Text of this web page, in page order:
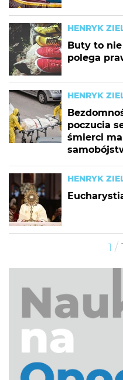
HENRYK
Buty to
polega
HENRYK
poczucia
śmierci
HENRYK
1 /